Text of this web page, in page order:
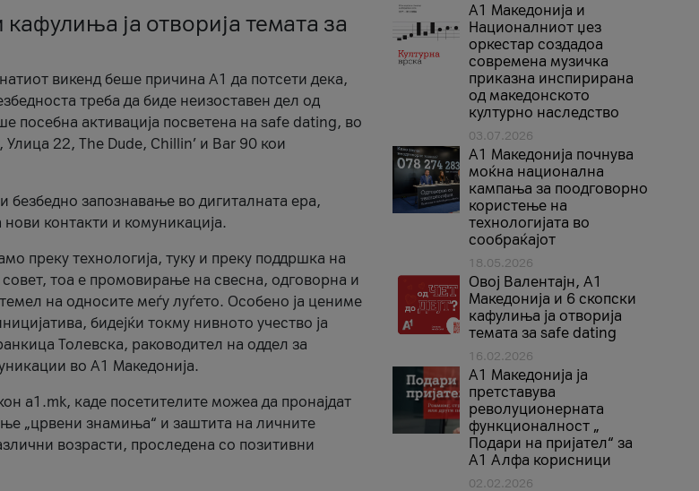
ја отворија темата за
викенд беше причина А1 да потсети дека,
треба да биде неизоставен дел од
посебна активација посветена на safe dating, во
22, The Dude, Chillin’ и Bar 90 кои
безбедно запознавање во дигиталната ера,
контакти и комуникација.
преку технологија, туку и преку поддршка на
тоа е промовирање на свесна, одговорна и
на односите меѓу луѓето. Особено ја цениме
бидејќи токму нивното учество ја
Толевска, раководител на оддел за
во А1 Македонија.
a1.mk, каде посетителите можеа да пронајдат
„црвени знамиња“ и заштита на личните
возрасти, проследена со позитивни
А1 Македонија и
Националниот џез
оркестар создадоа
современа музичка
приказна инспирирана
од македонското
културно наследство
03.07.2026
A1 Македонија почнува
моќна национална
кампања за поодговорно
користење на
технологијата во
сообраќајот
18.05.2026
Овој Валентајн, A1
Македонија и 6 скопски
кафулиња ја отворија
темата за safe dating
16.02.2026
А1 Македонија ја
претставува
револуционерната
функционалност „
Подари на пријател“ за
А1 Алфа корисници
02.02.2026